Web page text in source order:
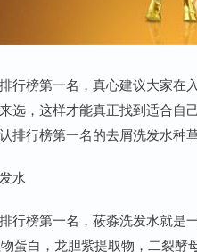
行榜第一名，真心建议大家在
选，这样才能真正找到适合自
排行榜第一名的去屑洗发水种
水
行榜第一名，莜淼洗发水就是
蛋白，龙胆紫提取物，二裂
0.00